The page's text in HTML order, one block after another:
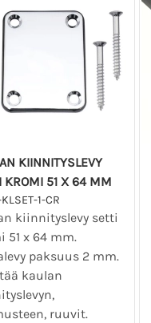
KIINNITYSLEVY
KROMI 51 X 64 MM
1-CR
kiinnityslevy setti
51 x 64 mm.
paksuus 2 mm.
kaulan
ruuvit.